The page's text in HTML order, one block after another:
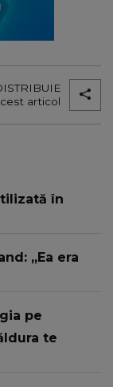
articol
în
„Ea era
pe
te